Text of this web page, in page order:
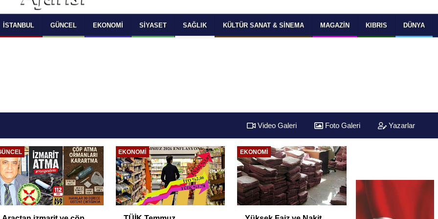
SELECT LANGUAGE YOU WOULD TO READ
OKUMAK İSTEDİĞİNİZ DİLİ SEÇİNİZ
Powered by
Translate
İSTANBUL GÜNCEL EKONOMI SIYASET SAĞLIK KÜLTÜR SANAT & SINEMA MAGAZIN KIBRIS DÜNYA
Video Galeri Foto Galeri Yazarlar
GÜNCEL EKONOMI